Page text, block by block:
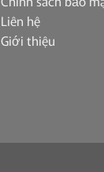
Liên hệ
Giới thiệu